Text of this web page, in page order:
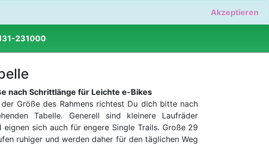
Akzeptieren
231000
nach Schrittlänge für Leichte e-Bikes
Größe des Rahmens richtest Du dich bitte nach
Tabelle. Generell sind kleinere Laufräder
eignen sich auch für engere Single Trails. Große 29
ruhiger und werden daher für den täglichen Weg